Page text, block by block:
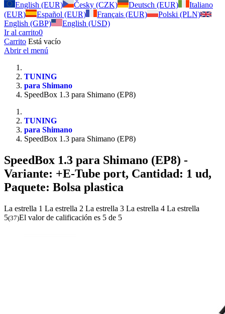
English (EUR)
Česky (CZK) Deutsch (EUR)
Italiano
(EUR)
Español (EUR) Français (EUR)
Polski (PLN)
English (GBP)
English (USD)
Ir al carrito0
Carrito Está vacío
Abrir el menú
TUNING
para Shimano
SpeedBox 1.3 para Shimano (EP8)
TUNING
para Shimano
SpeedBox 1.3 para Shimano (EP8)
SpeedBox 1.3 para Shimano (EP8) -
Variante: +E-Tube port, Cantidad: 1 ud,
Paquete: Bolsa plastica
La estrella 1 La estrella 2 La estrella 3 La estrella 4 La estrella
5(37)El valor de calificación es 5 de 5